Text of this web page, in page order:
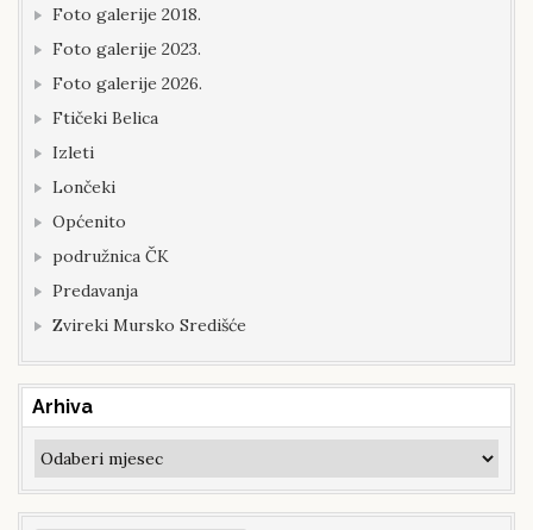
Foto galerije 2018.
Foto galerije 2023.
Foto galerije 2026.
Ftičeki Belica
Izleti
Lončeki
Općenito
podružnica ČK
Predavanja
Zvireki Mursko Središće
Arhiva
Arhiva